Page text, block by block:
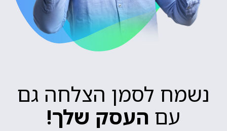
נשמח לסמן הצלחה גם
עם העסק שלך!